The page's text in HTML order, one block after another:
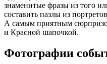
знаменитые фразы из того
составить пазлы из
А самым приятным
и Красной шапочкой.
Фотографии